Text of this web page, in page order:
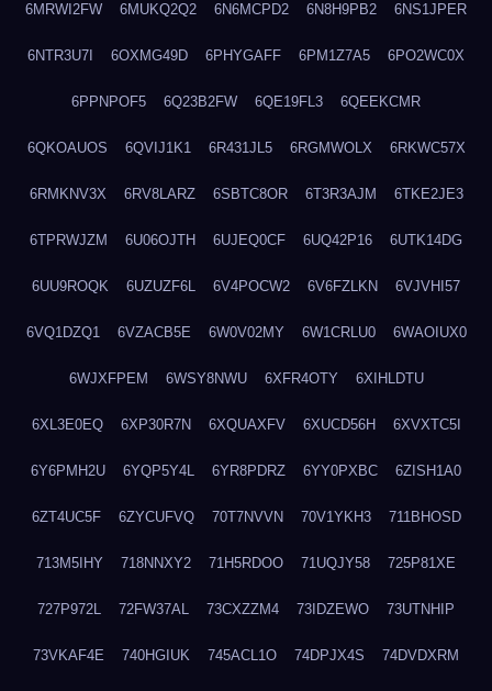
6MRWI2FW 6MUKQ2Q2 6N6MCPD2 6N8H9PB2 6NS1JPER
6NTR3U7I 6OXMG49D 6PHYGAFF 6PM1Z7A5 6PO2WC0X
6PPNPOF5 6Q23B2FW 6QE19FL3 6QEEKCMR
6QKOAUOS 6QVIJ1K1 6R431JL5 6RGMWOLX 6RKWC57X
6RMKNV3X 6RV8LARZ 6SBTC8OR 6T3R3AJM 6TKE2JE3
6TPRWJZM 6U06OJTH 6UJEQ0CF 6UQ42P16 6UTK14DG
6UU9ROQK 6UZUZF6L 6V4POCW2 6V6FZLKN 6VJVHI57
6VQ1DZQ1 6VZACB5E 6W0V02MY 6W1CRLU0 6WAOIUX0
6WJXFPEM 6WSY8NWU 6XFR4OTY 6XIHLDTU
6XL3E0EQ 6XP30R7N 6XQUAXFV 6XUCD56H 6XVXTC5I
6Y6PMH2U 6YQP5Y4L 6YR8PDRZ 6YY0PXBC 6ZISH1A0
6ZT4UC5F 6ZYCUFVQ 70T7NVVN 70V1YKH3 711BHOSD
713M5IHY 718NNXY2 71H5RDOO 71UQJY58 725P81XE
727P972L 72FW37AL 73CXZZM4 73IDZEWO 73UTNHIP
73VKAF4E 740HGIUK 745ACL1O 74DPJX4S 74DVDXRM